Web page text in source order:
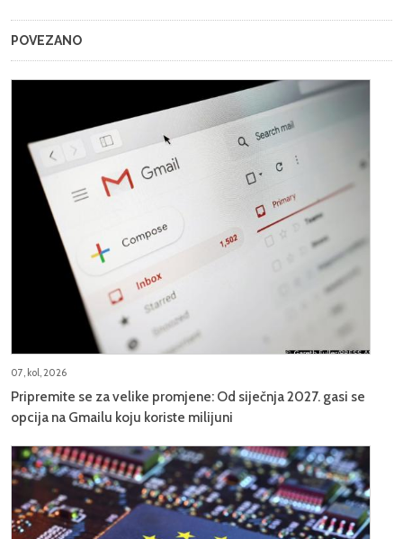
POVEZANO
07, kol, 2026
Pripremite se za velike promjene: Od siječnja 2027. gasi se
opcija na Gmailu koju koriste milijuni